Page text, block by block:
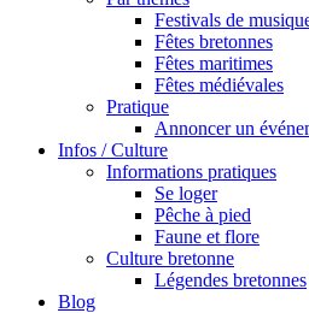
Festivals de
Fêtes bretonnes
Fêtes maritimes
Fêtes médiévales
Pratique
Annoncer un
Infos / Culture
Informations pratiques
Se loger
Pêche à pied
Faune et flore
Culture bretonne
Légendes bretonnes
Blog